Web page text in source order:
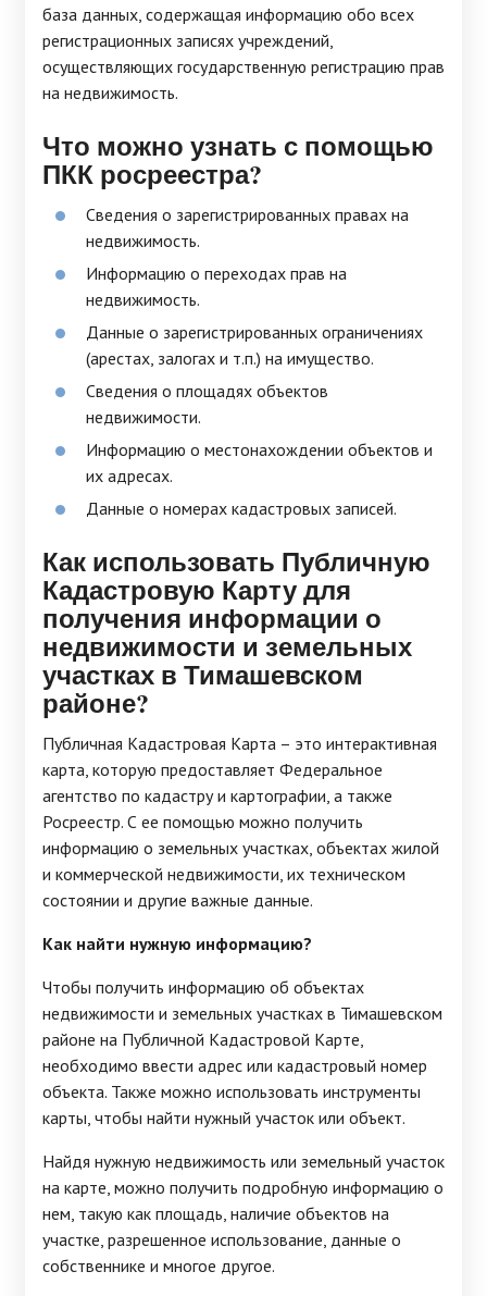
база данных, содержащая информацию обо всех
регистрационных записях учреждений,
осуществляющих государственную регистрацию прав
на недвижимость.
Что можно узнать с помощью
ПКК росреестра?
Сведения о зарегистрированных правах на
недвижимость.
Информацию о переходах прав на
недвижимость.
Данные о зарегистрированных ограничениях
(арестах, залогах и т.п.) на имущество.
Сведения о площадях объектов
недвижимости.
Информацию о местонахождении объектов и
их адресах.
Данные о номерах кадастровых записей.
Как использовать Публичную
Кадастровую Карту для
получения информации о
недвижимости и земельных
участках в Тимашевском
районе?
Публичная Кадастровая Карта – это интерактивная
карта, которую предоставляет Федеральное
агентство по кадастру и картографии, а также
Росреестр. С ее помощью можно получить
информацию о земельных участках, объектах жилой
и коммерческой недвижимости, их техническом
состоянии и другие важные данные.
Как найти нужную информацию?
Чтобы получить информацию об объектах
недвижимости и земельных участках в Тимашевском
районе на Публичной Кадастровой Карте,
необходимо ввести адрес или кадастровый номер
объекта. Также можно использовать инструменты
карты, чтобы найти нужный участок или объект.
Найдя нужную недвижимость или земельный участок
на карте, можно получить подробную информацию о
нем, такую как площадь, наличие объектов на
участке, разрешенное использование, данные о
собственнике и многое другое.